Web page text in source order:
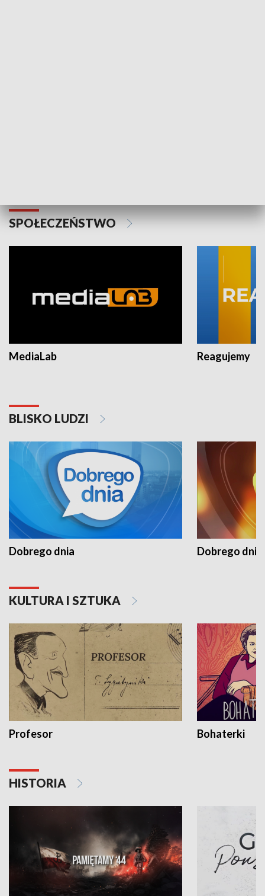
SPOŁECZEŃSTWO
MediaLab Reagujemy
BLISKO LUDZI
Dobrego dnia Dobrego dnia
KULTURA I SZTUKA
Profesor Bohaterki
HISTORIA